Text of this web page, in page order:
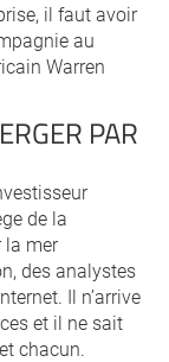
il faut avoir
au
Warren
PAR
de la
la mer
des analystes
Il n’arrive
et il ne sait
chacun.